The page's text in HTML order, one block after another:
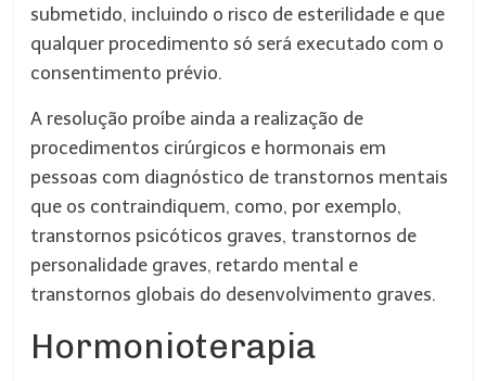
submetido, incluindo o risco de esterilidade e que
qualquer procedimento só será executado com o
consentimento prévio.
A resolução proíbe ainda a realização de
procedimentos cirúrgicos e hormonais em
pessoas com diagnóstico de transtornos mentais
que os contraindiquem, como, por exemplo,
transtornos psicóticos graves, transtornos de
personalidade graves, retardo mental e
transtornos globais do desenvolvimento graves.
Hormonioterapia